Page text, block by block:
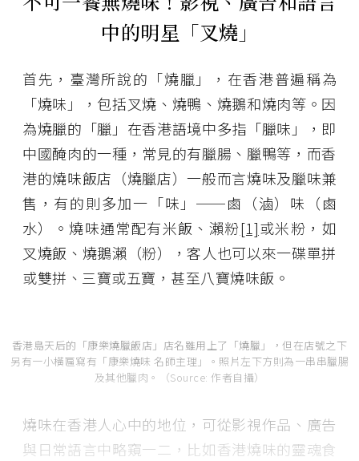
中的明星「叉燒」
首先，臺灣所說的「燒臘」，在香港普遍稱為
「燒味」，包括叉燒、燒鴨、燒鵝和燒肉等。因
為燒臘的「臘」在香港語境中多指「臘味」，即
中國醃肉的一種，常見的有臘腸、臘鴨等，而香
港的燒味飯店（燒臘店）一般而言燒味及臘味兼
售，有的則多加一「味」──鹵（滷）味（鹵
水）。燒味通常配有米飯、瀨粉[1]或米粉，如
叉燒飯、燒鵝瀨（粉），客人也可以來一碟單拼
或雙拼、三寶或五寶，甚至八寶燒味飯。
香港島天后的「康樂燒臘飯店」店名雖用上了「燒臘」，但在店號之下
另有一小橫匾寫有「康樂燒味 名師主理」。照片左下方則為一串串臘腸
及其他臘肉。（Source: 作者自攝）
燒味在香港人心中的地位，可從影視作品、廣告
與日常語言中略窺一二，比如香港燒味的靈魂食